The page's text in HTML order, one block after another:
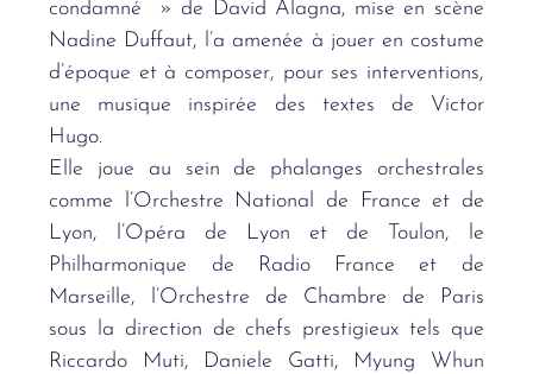
condamné » de David Alagna, mise en scène
Nadine Duffaut, l’a amenée à jouer en costume
d’époque et à composer, pour ses interventions,
une musique inspirée des textes de Victor
Hugo.
Elle joue au sein de phalanges orchestrales
comme l’Orchestre National de France et de
Lyon, l’Opéra de Lyon et de Toulon, le
Philharmonique de Radio France et de
Marseille, l’Orchestre de Chambre de Paris
sous la direction de chefs prestigieux tels que
Riccardo Muti, Daniele Gatti, Myung Whun